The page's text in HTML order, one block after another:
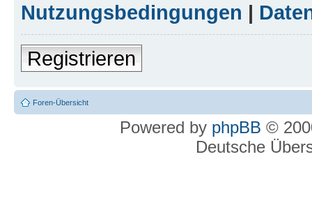
Nutzungsbedingungen |
Registrieren
Foren-Übersicht
Powered by phpBB ©
Deutsche